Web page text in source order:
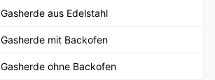
Gasherde aus Edelstahl
Gasherde mit Backofen
Gasherde ohne Backofen